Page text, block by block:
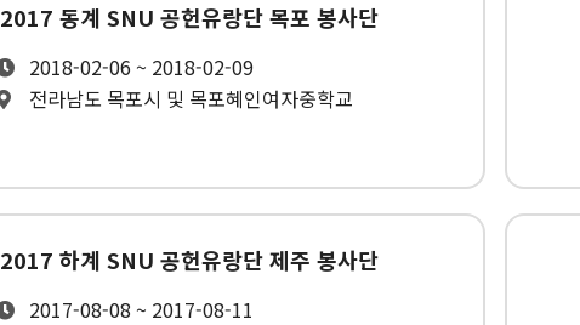
2017 동계 SNU 공헌유랑단 목포 봉사단
2018-02-06 ~ 2018-02-09
전라남도 목포시 및 목포혜인여자중학교
2017 하계 SNU 공헌유랑단 제주 봉사단
2017-08-08 ~ 2017-08-11